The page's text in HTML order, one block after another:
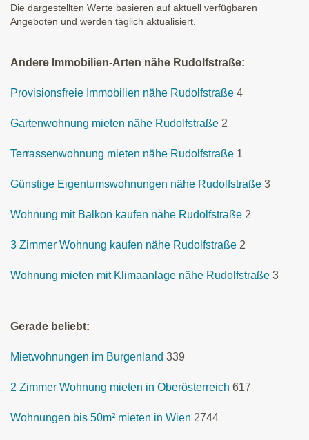
Die dargestellten Werte basieren auf aktuell verfügbaren
Angeboten und werden täglich aktualisiert.
Andere Immobilien-Arten nähe Rudolfstraße:
Provisionsfreie Immobilien nähe Rudolfstraße 4
Gartenwohnung mieten nähe Rudolfstraße 2
Terrassenwohnung mieten nähe Rudolfstraße 1
Günstige Eigentumswohnungen nähe Rudolfstraße 3
Wohnung mit Balkon kaufen nähe Rudolfstraße 2
3 Zimmer Wohnung kaufen nähe Rudolfstraße 2
Wohnung mieten mit Klimaanlage nähe Rudolfstraße 3
Gerade beliebt:
Mietwohnungen im Burgenland 339
2 Zimmer Wohnung mieten in Oberösterreich 617
Wohnungen bis 50m² mieten in Wien 2744